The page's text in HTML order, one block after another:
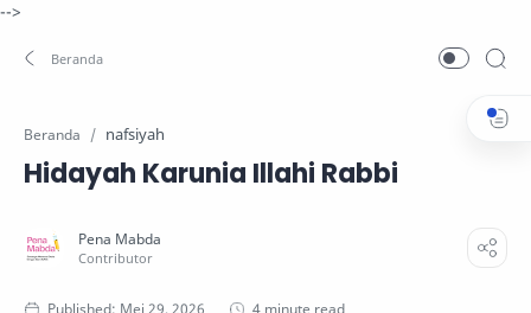
-->
Beranda nafsiyah
Hidayah Karunia Illahi Rabbi
4 minute read